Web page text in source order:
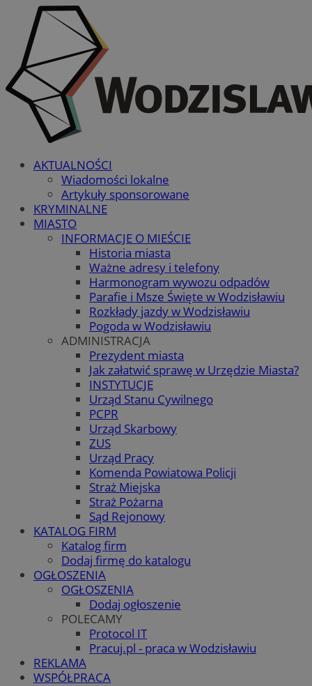
AKTUALNOŚCI
Wiadomości lokalne
Artykuły sponsorowane
KRYMINALNE
MIASTO
INFORMACJE O MIEŚCIE
Historia miasta
Ważne adresy i telefony
Harmonogram wywozu odpadów
Parafie i Msze Święte w Wodzisławiu
Rozkłady jazdy w Wodzisławiu
Pogoda w Wodzisławiu
ADMINISTRACJA
Prezydent miasta
Jak załatwić sprawę w Urzędzie Miasta?
INSTYTUCJE
Urząd Stanu Cywilnego
PCPR
Urząd Skarbowy
ZUS
Urząd Pracy
Komenda Powiatowa Policji
Straż Miejska
Straż Pożarna
Sąd Rejonowy
KATALOG FIRM
Katalog firm
Dodaj firmę do katalogu
OGŁOSZENIA
OGŁOSZENIA
Dodaj ogłoszenie
POLECAMY
Protocol IT
Pracuj.pl - praca w Wodzisławiu
REKLAMA
WSPÓŁPRACA